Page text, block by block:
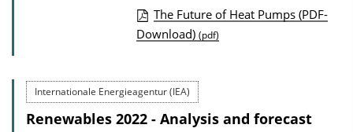
d
s
P
b
l
i
The Future of Heat Pumps (PDF-
Download) (pdf)
Internationale Energieagentur (IEA)
Renewables 2022 - Analysis and forecast